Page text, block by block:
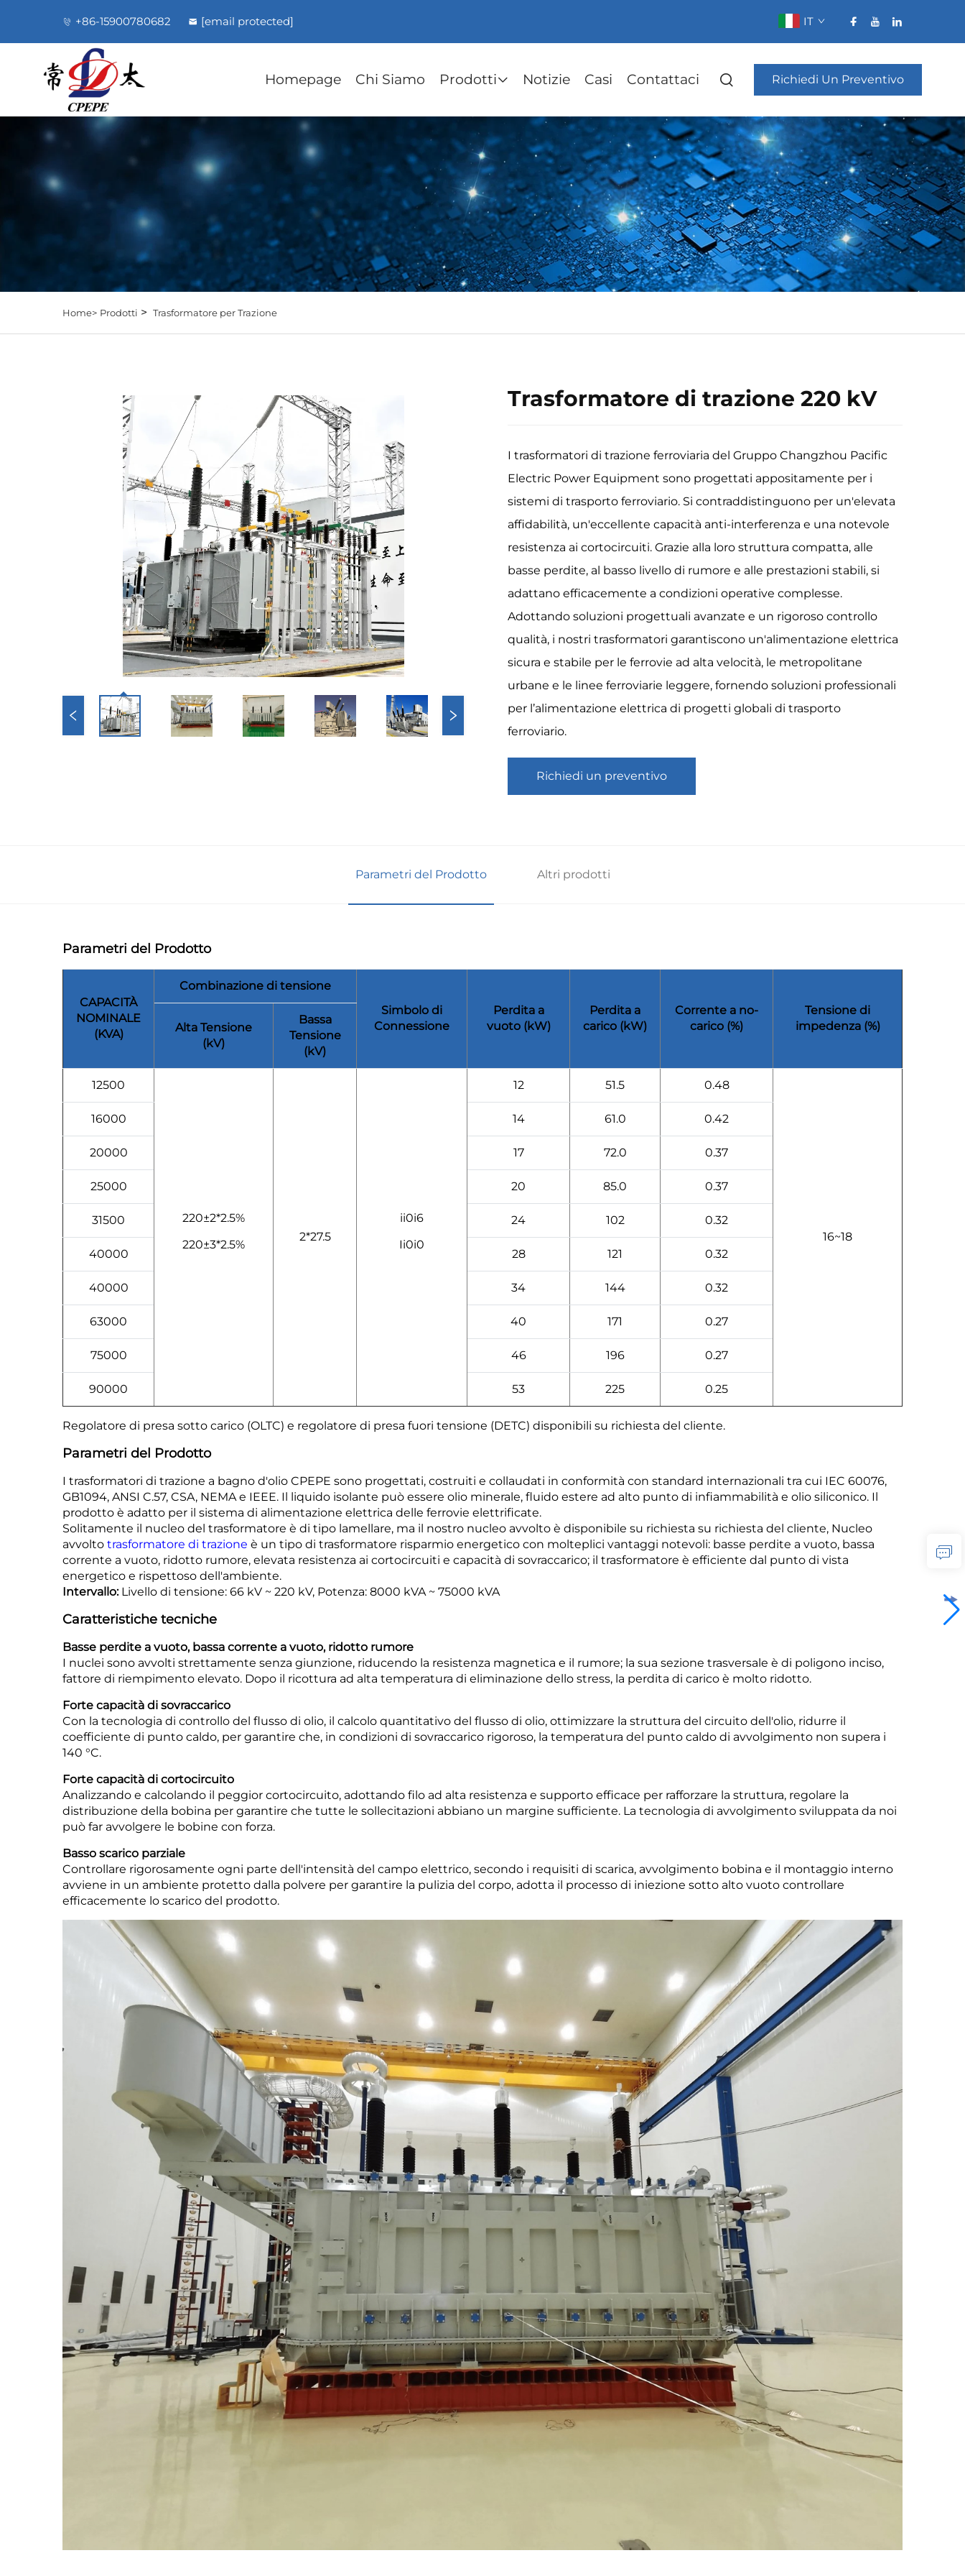
+86-15900780682 [email protected] IT
Homepage Chi Siamo Prodotti Notizie Casi Contattaci Richiedi Un Preventivo
Home> Prodotti > Trasformatore per Trazione
Trasformatore di trazione 220 kV
I trasformatori di trazione ferroviaria del Gruppo Changzhou Pacific
Electric Power Equipment sono progettati appositamente per i
sistemi di trasporto ferroviario. Si contraddistinguono per un'elevata
affidabilità, un'eccellente capacità anti-interferenza e una notevole
resistenza ai cortocircuiti. Grazie alla loro struttura compatta, alle
basse perdite, al basso livello di rumore e alle prestazioni stabili, si
adattano efficacemente a condizioni operative complesse.
Adottando soluzioni progettuali avanzate e un rigoroso controllo
qualità, i nostri trasformatori garantiscono un'alimentazione elettrica
sicura e stabile per le ferrovie ad alta velocità, le metropolitane
urbane e le linee ferroviarie leggere, fornendo soluzioni professionali
per l’alimentazione elettrica di progetti globali di trasporto
ferroviario.
Richiedi un preventivo
Parametri del Prodotto Altri prodotti
Parametri del Prodotto
CAPACITÀ
NOMINALE
(KVA)
Combinazione di tensione
Simbolo di
Connessione
Perdita a
vuoto (kW)
Perdita a
carico (kW)
Corrente a no-
carico (%)
Tensione di
impedenza (%)
Alta Tensione
(kV)
Bassa
Tensione
(kV)
12500
220±2*2.5%
220±3*2.5%
2*27.5
ii0i6
Ii0i0
12 51.5 0.48
16~18
16000 14 61.0 0.42
20000 17 72.0 0.37
25000 20 85.0 0.37
31500 24 102 0.32
40000 28 121 0.32
40000 34 144 0.32
63000 40 171 0.27
75000 46 196 0.27
90000 53 225 0.25
Regolatore di presa sotto carico (OLTC) e regolatore di presa fuori tensione (DETC) disponibili su richiesta del cliente.
Parametri del Prodotto
I trasformatori di trazione a bagno d'olio CPEPE sono progettati, costruiti e collaudati in conformità con standard internazionali tra cui IEC 60076,
GB1094, ANSI C.57, CSA, NEMA e IEEE. Il liquido isolante può essere olio minerale, fluido estere ad alto punto di infiammabilità e olio siliconico. Il
prodotto è adatto per il sistema di alimentazione elettrica delle ferrovie elettrificate.
Solitamente il nucleo del trasformatore è di tipo lamellare, ma il nostro nucleo avvolto è disponibile su richiesta su richiesta del cliente, Nucleo
avvolto trasformatore di trazione è un tipo di trasformatore risparmio energetico con molteplici vantaggi notevoli: basse perdite a vuoto, bassa
corrente a vuoto, ridotto rumore, elevata resistenza ai cortocircuiti e capacità di sovraccarico; il trasformatore è efficiente dal punto di vista
energetico e rispettoso dell'ambiente.
Intervallo: Livello di tensione: 66 kV ~ 220 kV, Potenza: 8000 kVA ~ 75000 kVA
Caratteristiche tecniche
Basse perdite a vuoto, bassa corrente a vuoto, ridotto rumore
I nuclei sono avvolti strettamente senza giunzione, riducendo la resistenza magnetica e il rumore; la sua sezione trasversale è di poligono inciso,
fattore di riempimento elevato. Dopo il ricottura ad alta temperatura di eliminazione dello stress, la perdita di carico è molto ridotto.
Forte capacità di sovraccarico
Con la tecnologia di controllo del flusso di olio, il calcolo quantitativo del flusso di olio, ottimizzare la struttura del circuito dell'olio, ridurre il
coefficiente di punto caldo, per garantire che, in condizioni di sovraccarico rigoroso, la temperatura del punto caldo di avvolgimento non supera i
140 °C.
Forte capacità di cortocircuito
Analizzando e calcolando il peggior cortocircuito, adottando filo ad alta resistenza e supporto efficace per rafforzare la struttura, regolare la
distribuzione della bobina per garantire che tutte le sollecitazioni abbiano un margine sufficiente. La tecnologia di avvolgimento sviluppata da noi
può far avvolgere le bobine con forza.
Basso scarico parziale
Controllare rigorosamente ogni parte dell'intensità del campo elettrico, secondo i requisiti di scarica, avvolgimento bobina e il montaggio interno
avviene in un ambiente protetto dalla polvere per garantire la pulizia del corpo, adotta il processo di iniezione sotto alto vuoto controllare
efficacemente lo scarico del prodotto.